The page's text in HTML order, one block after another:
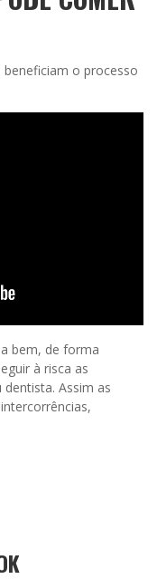
o processo
bem, de forma
à risca as
Assim as